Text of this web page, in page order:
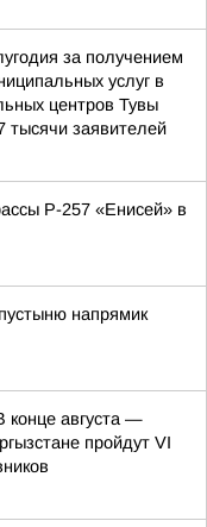
за получением
услуг в
центров Тувы
тысячи заявителей
Р-257 «Енисей» в
напрямик
конце августа —
пройдут VI